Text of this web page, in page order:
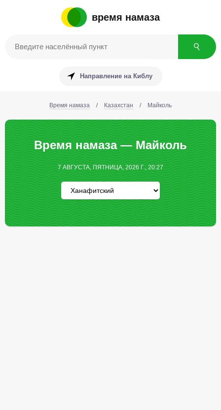
время намаза
Направление на Киблу
Время намаза / Казахстан / Майколь
Время намаза — Майколь
7 АВГУСТА, ПЯТНИЦА, 2026 Г., 20:27